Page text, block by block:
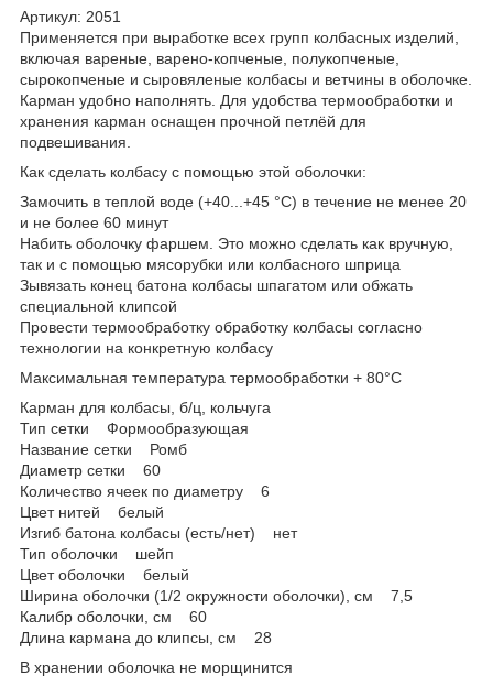
Артикул: 2051
Применяется при выработке всех групп колбасных изделий,
включая вареные, варено-копченые, полукопченые,
сырокопченые и сыровяленые колбасы и ветчины в оболочке.
Карман удобно наполнять. Для удобства термообработки и
хранения карман оснащен прочной петлёй для
подвешивания.
Как сделать колбасу с помощью этой оболочки:
Замочить в теплой воде (+40...+45 °С) в течение не менее 20
и не более 60 минут
Набить оболочку фаршем. Это можно сделать как вручную,
так и с помощью мясорубки или колбасного шприца
Зывязать конец батона колбасы шпагатом или обжать
специальной клипсой
Провести термообработку обработку колбасы согласно
технологии на конкретную колбасу
Максимальная температура термообработки + 80°С
Карман для колбасы, б/ц, кольчуга
Тип сетки Формообразующая
Название сетки Ромб
Диаметр сетки 60
Количество ячеек по диаметру 6
Цвет нитей белый
Изгиб батона колбасы (есть/нет) нет
Тип оболочки шейп
Цвет оболочки белый
Ширина оболочки (1/2 окружности оболочки), см 7,5
Калибр оболочки, см 60
Длина кармана до клипсы, см 28
В хранении оболочка не морщинится